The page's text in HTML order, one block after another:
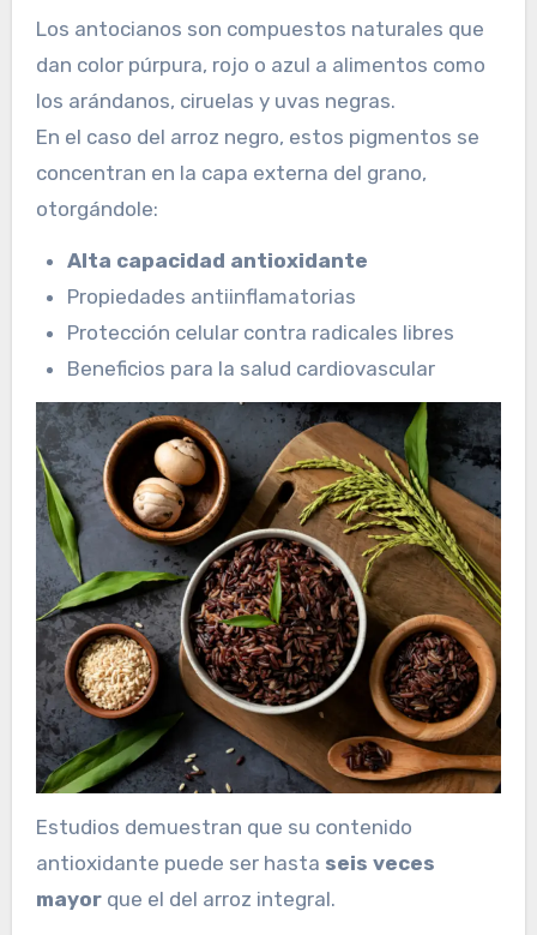
Los antocianos son compuestos naturales que
dan color púrpura, rojo o azul a alimentos como
los arándanos, ciruelas y uvas negras.
En el caso del arroz negro, estos pigmentos se
concentran en la capa externa del grano,
otorgándole:
Alta capacidad antioxidante
Propiedades antiinflamatorias
Protección celular contra radicales libres
Beneficios para la salud cardiovascular
Estudios demuestran que su contenido
antioxidante puede ser hasta seis veces
mayorque el del arroz integral.